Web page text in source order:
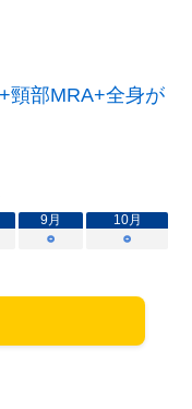
頸部MRA+全身が
9月 10月
○ ○